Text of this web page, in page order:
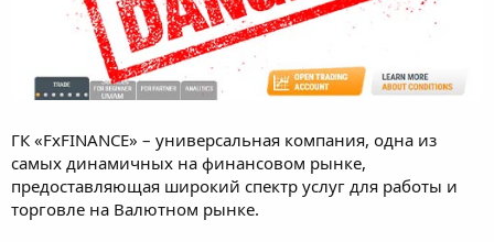
ГК «FxFINANCE» – универсальная компания, одна из
самых динамичных на финансовом рынке,
предоставляющая широкий спектр услуг для работы и
торговле на Валютном рынке.